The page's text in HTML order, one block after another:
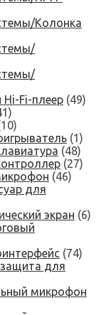
Колонка
Fi-плеер (49)
(1)
(48)
(27)
(46)
для
экран (6)
(74)
для
микрофон